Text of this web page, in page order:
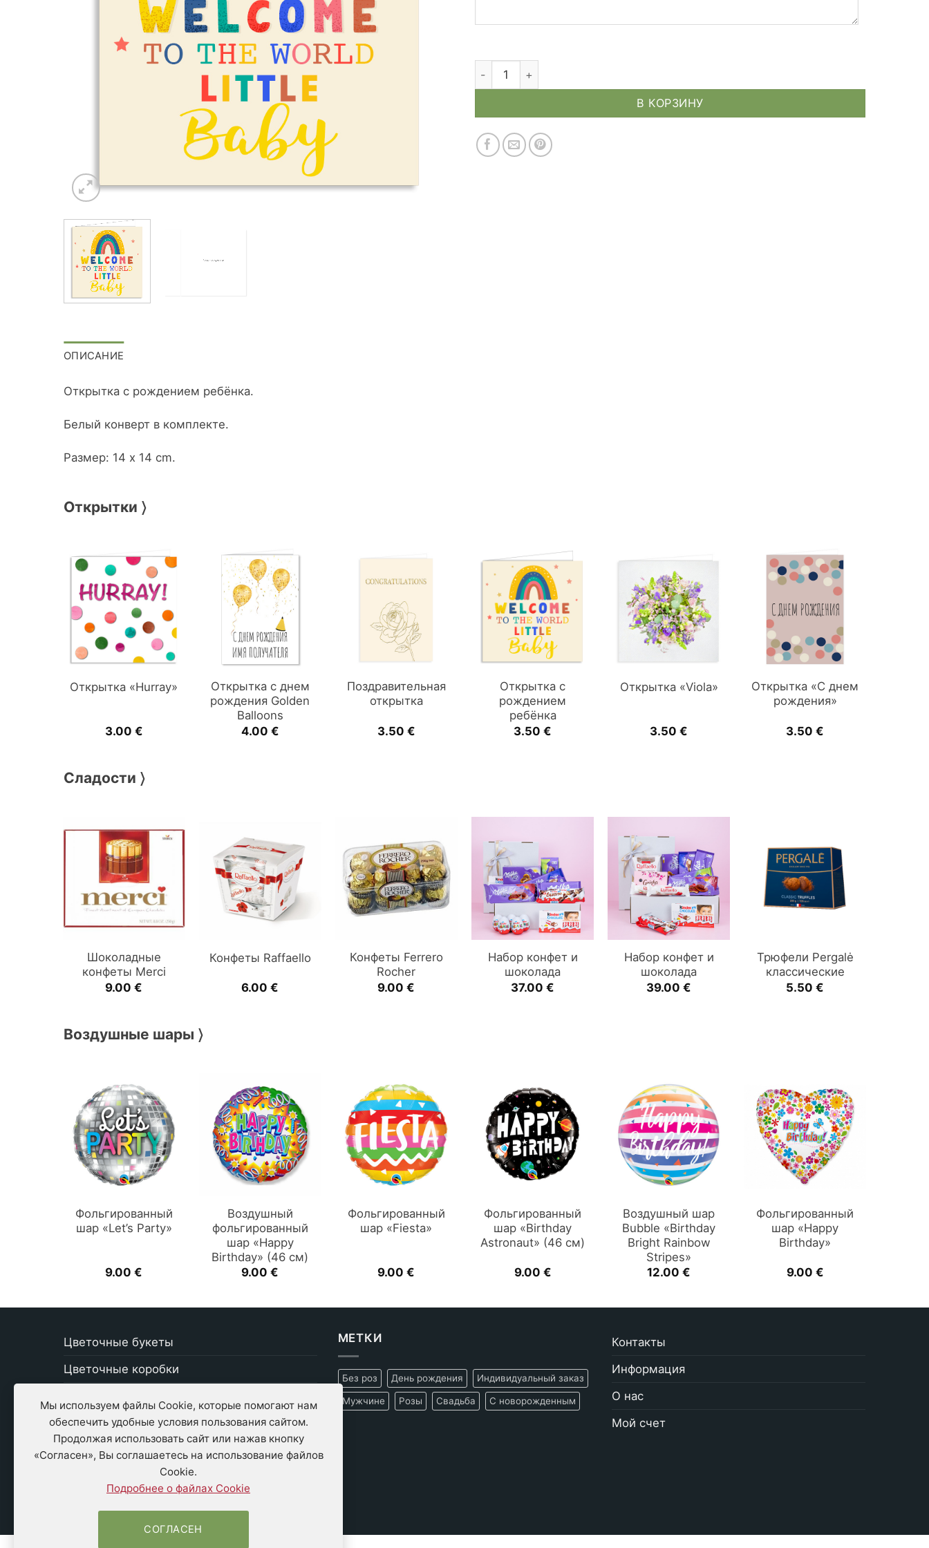
Количество товара Открытка с рождением ребёнка
В КОРЗИНУ
ОПИСАНИЕ
Открытка с рождением ребёнка.
Белый конверт в комплекте.
Размер: 14 x 14 cm.
Открытки 〉
Открытка «Hurray»
3.00 €
Открытка с днем
рождения Golden
Balloons
4.00 €
Поздравительная
открытка
3.50 €
Открытка с
рождением
ребёнка
3.50€
Открытка «Viola»
3.50€
Открытка «С днем
рождения»
3.50€
Сладости 〉
Шоколадные
конфеты Merci
9.00€
Конфеты Raffaello
6.00€
Конфеты Ferrero
Rocher
9.00€
Набор конфет и
шоколада
37.00€
Набор конфет и
шоколада
39.00€
Трюфели Pergalė
классические
5.50€
Воздушные шары 〉
Фольгированный
шар «Let’s Party»
9.00€
Воздушный
фольгированный
шар «Happy
Birthday» (46 см)
9.00€
Фольгированный
шар «Fiesta»
9.00€
Фольгированный
шар «Birthday
Astronaut» (46 см)
9.00 €
Воздушный шар
Bubble «Birthday
Bright Rainbow
Stripes»
12.00€
Фольгированный
шар «Happy
Birthday»
9.00 €
Цветочные букеты
Цветочные коробки
Стабилизированные цветы
Растения
МЕТКИ
Без роз День рождения Индивидуальный заказ
Мужчине Розы Свадьба С новорожденным
Контакты
Информация
О нас
Мой счет
Мы используем файлы Cookie, которые помогают нам
обеспечить удобные условия пользования сайтом.
Продолжая использовать сайт или нажав кнопку
«Согласен», Вы соглашаетесь на использование файлов
Cookie.
Подробнее о файлах Cookie
СОГЛАСЕН